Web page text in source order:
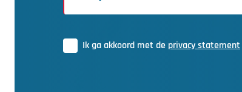
Ik ga akkoord met de privacy statement